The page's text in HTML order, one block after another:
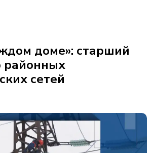
доме»: старший
районных
сетей